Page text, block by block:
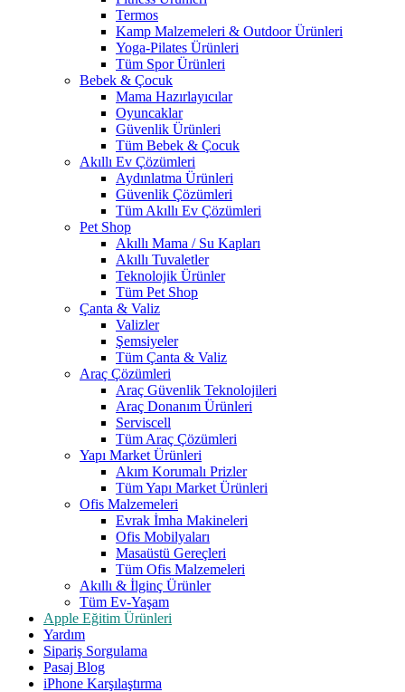
Termos
Kamp Malzemeleri & Outdoor Ürünleri
Yoga-Pilates Ürünleri
Tüm Spor Ürünleri
Bebek & Çocuk
Mama Hazırlayıcılar
Oyuncaklar
Güvenlik Ürünleri
Tüm Bebek & Çocuk
Akıllı Ev Çözümleri
Aydınlatma Ürünleri
Güvenlik Çözümleri
Tüm Akıllı Ev Çözümleri
Pet Shop
Akıllı Mama / Su Kapları
Akıllı Tuvaletler
Teknolojik Ürünler
Tüm Pet Shop
Çanta & Valiz
Valizler
Şemsiyeler
Tüm Çanta & Valiz
Araç Çözümleri
Araç Güvenlik Teknolojileri
Araç Donanım Ürünleri
Serviscell
Tüm Araç Çözümleri
Yapı Market Ürünleri
Akım Korumalı Prizler
Tüm Yapı Market Ürünleri
Ofis Malzemeleri
Evrak İmha Makineleri
Ofis Mobilyaları
Masaüstü Gereçleri
Tüm Ofis Malzemeleri
Akıllı & İlginç Ürünler
Tüm Ev-Yaşam
Apple Eğitim Ürünleri
Yardım
Sipariş Sorgulama
Pasaj Blog
iPhone Karşılaştırma